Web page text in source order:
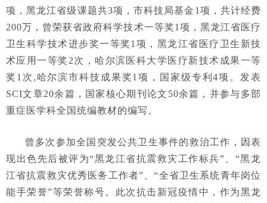
项，黑龙江省级课题共3项，市科技局基金1项，共计经费
200万，曾荣获省政府科学技术一等奖1项，黑龙江省医疗
卫生科学技术进步奖一等奖1项，黑龙江省医疗卫生新技
术应用一等奖2次，哈尔滨医科大学医疗新技术成果一等
奖1次,哈尔滨市科技成果奖1项，国家级专利4项。发表
SCI文章20余篇，国家核心期刊论文50余篇，并参与多部
重症医学科全国统编教材的编写。
曾多次参加全国突发公共卫生事件的救治工作，因表
现出色先后被评为“黑龙江省抗震救灾工作标兵”、“黑龙
江省抗震救灾优秀医务工作者”、“全省卫生系统青年岗位
能手荣誉”等荣誉称号。此次抗击新冠疫情中，作为黑龙